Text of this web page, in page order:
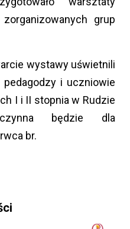
grup
wystawy uświetnili
i uczniowie
I i II stopnia w Rudzie
będzie dla
br.